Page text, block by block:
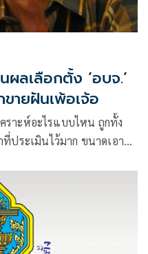
ลเลือกตั้ง ’อบจ.’
ายฝันเพ้อเจ้อ
ราะห์อะไรแบบไหน ถูกทั้ง
ประเมินไว้มาก ขนาดเอา